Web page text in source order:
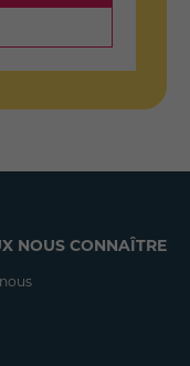
NOUS CONNAÎTRE